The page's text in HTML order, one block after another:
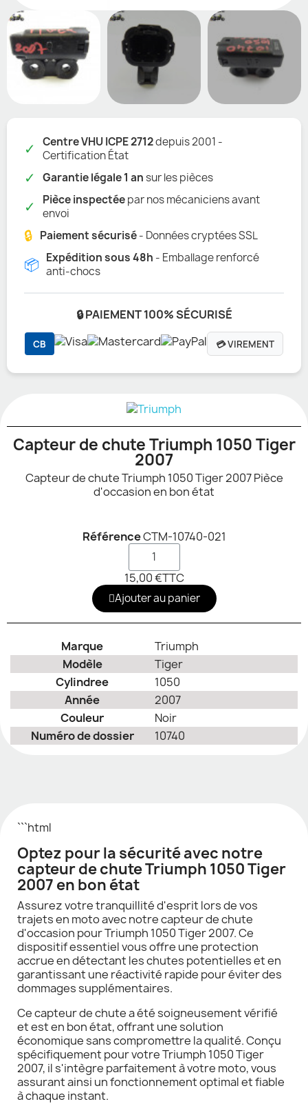
✓ Centre VHU ICPE 2712depuis 2001 -
Certification État
✓ Garantie légale 1 ansur les pièces
✓ Pièce inspectéepar nos mécaniciens avant
envoi
🔒 Paiement sécurisé- Données cryptées SSL
📦 Expédition sous 48h - Emballage renforcé
anti-chocs
🔒 PAIEMENT 100% SÉCURISÉ
CB 💳 VIREMENT
Capteur de chute Triumph 1050 Tiger
2007
Capteur de chute Triumph 1050 Tiger 2007 Pièce
d'occasion en bon état
RéférenceCTM-10740-021
15,00 €TTC
Ajouter au panier
Marque
Triumph
Modèle
Tiger
Cylindree
1050
Année
2007
Couleur
Noir
Numéro de dossier
10740
```html
Optez pour la sécurité avec notre
capteur de chute Triumph 1050 Tiger
2007 en bon état
Assurez votre tranquillité d'esprit lors de vos
trajets en moto avec notre capteur de chute
d'occasion pour Triumph 1050 Tiger 2007. Ce
dispositif essentiel vous offre une protection
accrue en détectant les chutes potentielles et en
garantissant une réactivité rapide pour éviter des
dommages supplémentaires.
Ce capteur de chute a été soigneusement vérifié
et est en bon état, offrant une solution
économique sans compromettre la qualité. Conçu
spécifiquement pour votre Triumph 1050 Tiger
2007, il s'intègre parfaitement à votre moto, vous
assurant ainsi un fonctionnement optimal et fiable
à chaque instant.